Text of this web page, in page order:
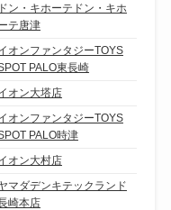
ドン・キホーテドン・キホ
テ唐津
オンファンタジーTOYS
PALO東長崎
オン大塔店
オンファンタジーTOYS
PALO時津
オン大村店
マダデンキテックランド
崎本店